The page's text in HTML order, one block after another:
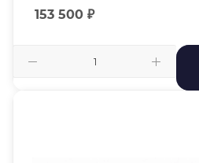
153 500 ₽